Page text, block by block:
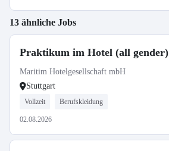
13 ähnliche Jobs
Praktikum im Hotel (all gender)
Maritim Hotelgesellschaft mbH
Stuttgart
Vollzeit Berufskleidung
02.08.2026